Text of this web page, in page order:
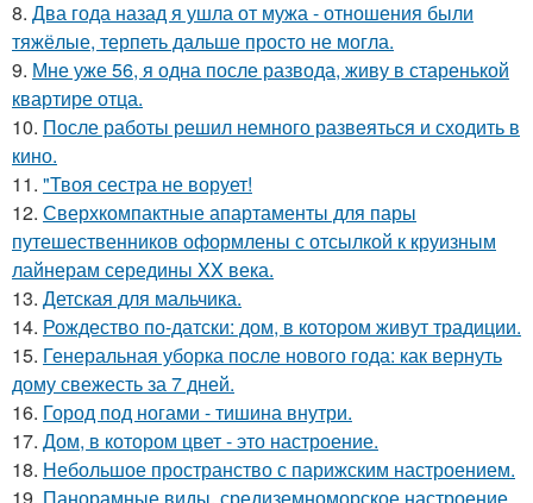
8. Два года назад я ушла от мужа - отношения были
тяжёлые, терпеть дальше просто не могла.
9. Мне уже 56, я одна после развода, живу в старенькой
квартире отца.
10. После работы решил немного развеяться и сходить в
кино.
11. "Твоя сестра не ворует!
12. Сверхкомпактные апартаменты для пары
путешественников оформлены с отсылкой к круизным
лайнерам середины XX века.
13. Детская для мальчика.
14. Рождество по-датски: дом, в котором живут традиции.
15. Генеральная уборка после нового года: как вернуть
дому свежесть за 7 дней.
16. Город под ногами - тишина внутри.
17. Дом, в котором цвет - это настроение.
18. Небольшое пространство с парижским настроением.
19. Панорамные виды, средиземноморское настроение